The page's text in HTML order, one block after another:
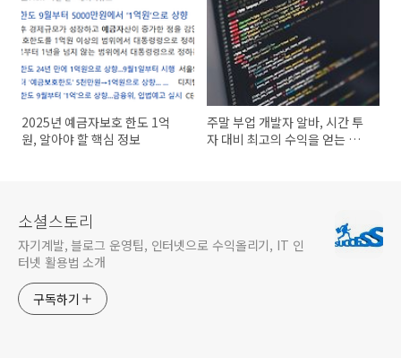
2025년 예금자보호 한도 1억
원, 알아야 할 핵심 정보
주말 부업 개발자 알바, 시간 투
자 대비 최고의 수익을 얻는 방
소셜스토리
자기계발, 블로그 운영팁, 인터넷으로 수익올리기, IT 인
터넷 활용법 소개
구독하기